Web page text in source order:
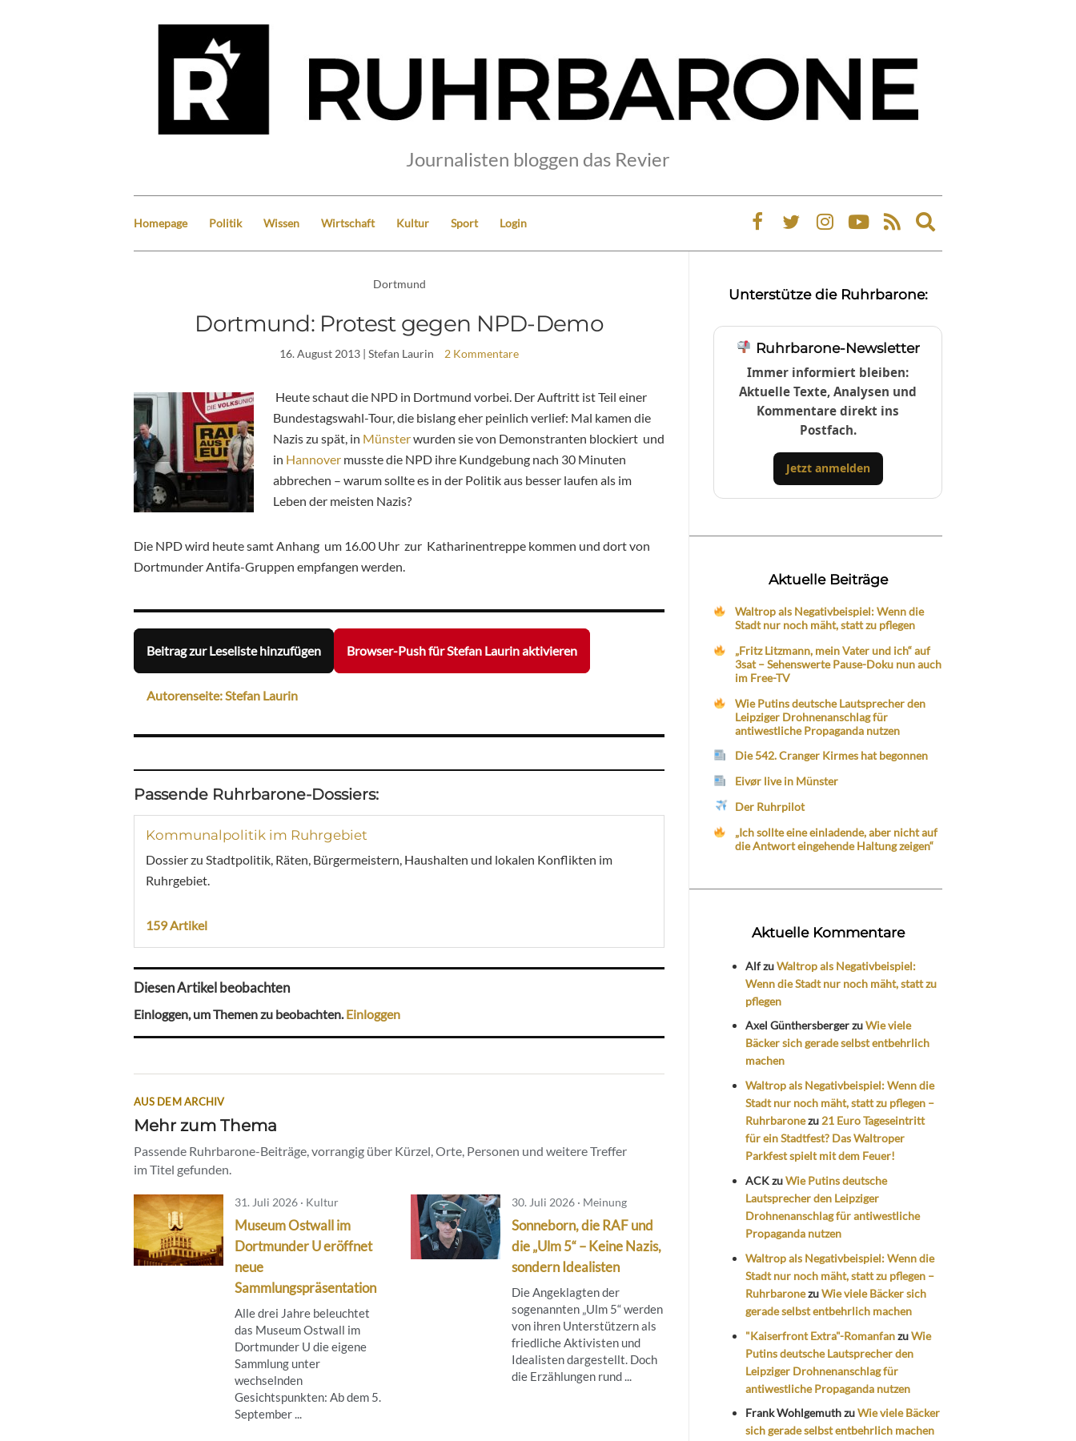
Journalisten bloggen das Revier
Homepage Politik Wissen Wirtschaft Kultur Sport Login
Expand
search
Dortmund
Dortmund: Protest gegen NPD-Demo
16. August 2013 | Stefan Laurin 2 Kommentare
Heute schaut die NPD in Dortmund vorbei. Der Auftritt ist Teil einer
Bundestagswahl-Tour, die bislang eher peinlich verlief: Mal kamen die
Nazis zu spät, in Münsterwurden sie von Demonstranten blockiert und
in Hannover musste die NPD ihre Kundgebung nach 30 Minuten
abbrechen – warum sollte es in der Politik aus besser laufen als im
Leben der meisten Nazis?
Die NPD wird heute samt Anhang um 16.00 Uhr zur Katharinentreppe kommen und dort von
Dortmunder Antifa-Gruppen empfangen werden.
Beitrag zur Leseliste hinzufügen Browser-Push für Stefan Laurin aktivieren
Autorenseite: Stefan Laurin
Passende Ruhrbarone-Dossiers:
Kommunalpolitik im Ruhrgebiet
Dossier zu Stadtpolitik, Räten, Bürgermeistern, Haushalten und lokalen Konflikten im
Ruhrgebiet.
159 Artikel
Diesen Artikel beobachten
Einloggen, um Themen zu beobachten.Einloggen
AUS DEM ARCHIV
Mehr zum Thema
Passende Ruhrbarone-Beiträge, vorrangig über Kürzel, Orte, Personen und weitere Treffer
im Titel gefunden.
31. Juli 2026 · Kultur
Museum Ostwall im
Dortmunder U eröffnet
neue
Sammlungspräsentation
Alle drei Jahre beleuchtet
das Museum Ostwall im
Dortmunder U die eigene
Sammlung unter
wechselnden
Gesichtspunkten: Ab dem 5.
September ...
30. Juli 2026 · Meinung
Sonneborn, die RAF und
die „Ulm 5“ – Keine Nazis,
sondern Idealisten
Die Angeklagten der
sogenannten „Ulm 5“ werden
von ihren Unterstützern als
friedliche Aktivisten und
Idealisten dargestellt. Doch
die Erzählungen rund ...
Unterstütze die Ruhrbarone:
Ruhrbarone-Newsletter
Immer informiert bleiben:
Aktuelle Texte, Analysen und
Kommentare direkt ins
Postfach.
Jetzt anmelden
Aktuelle Beiträge
Waltrop als Negativbeispiel: Wenn die
Stadt nur noch mäht, statt zu pflegen
„Fritz Litzmann, mein Vater und ich“ auf
3sat – Sehenswerte Pause-Doku nun auch
im Free-TV
Wie Putins deutsche Lautsprecher den
Leipziger Drohnenanschlag für
antiwestliche Propaganda nutzen
Die 542. Cranger Kirmes hat begonnen
Eivør live in Münster
Der Ruhrpilot
„Ich sollte eine einladende, aber nicht auf
die Antwort eingehende Haltung zeigen“
Aktuelle Kommentare
AlfzuWaltrop als Negativbeispiel:
Wenn die Stadt nur noch mäht, statt zu
pflegen
Axel GünthersbergerzuWie viele
Bäcker sich gerade selbst entbehrlich
machen
Waltrop als Negativbeispiel: Wenn die
Stadt nur noch mäht, statt zu pflegen –
Ruhrbaronezu 21 Euro Tageseintritt
für ein Stadtfest? Das Waltroper
Parkfest spielt mit dem Feuer!
ACKzuWie Putins deutsche
Lautsprecher den Leipziger
Drohnenanschlag für antiwestliche
Propaganda nutzen
Waltrop als Negativbeispiel: Wenn die
Stadt nur noch mäht, statt zu pflegen –
RuhrbaronezuWie viele Bäcker sich
gerade selbst entbehrlich machen
"Kaiserfront Extra"-RomanfanzuWie
Putins deutsche Lautsprecher den
Leipziger Drohnenanschlag für
antiwestliche Propaganda nutzen
Frank WohlgemuthzuWie viele Bäcker
sich gerade selbst entbehrlich machen